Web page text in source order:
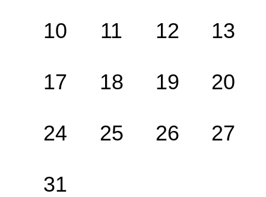
10 11 12 13
17 18 19 20
24 25 26 27
31